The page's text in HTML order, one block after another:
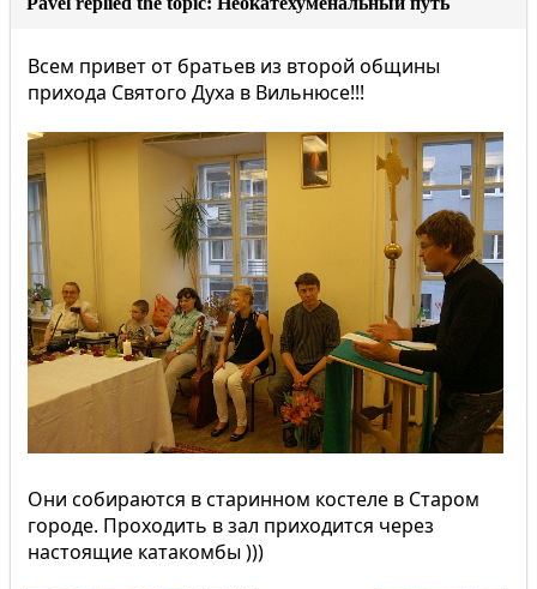
Всем привет от братьев из второй общины
прихода Святого Духа в Вильнюсе!!!
Они собираются в старинном костеле в Старом
городе. Проходить в зал приходится через
настоящие катакомбы )))